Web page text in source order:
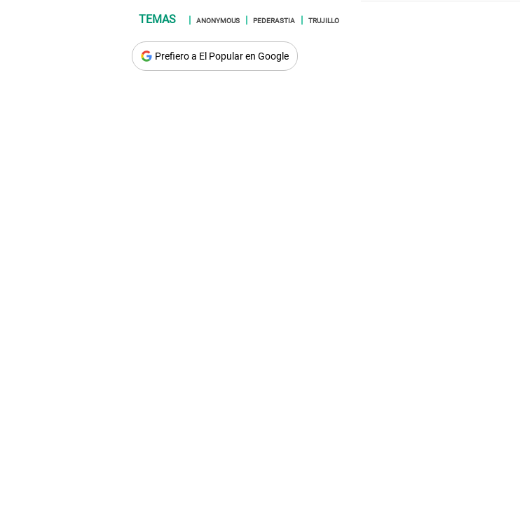
ANONYMOUS PEDERASTIA TRUJILLO
Prefiero a El Popular en Google